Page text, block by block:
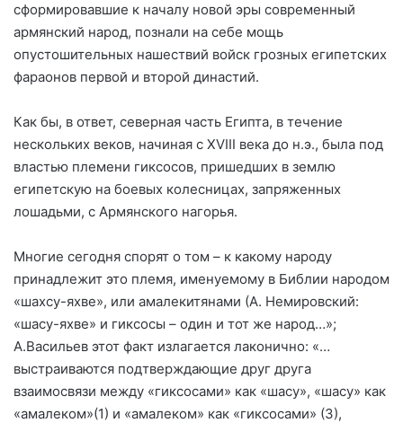
сформировавшие к началу новой эры современный
армянский народ, познали на себе мощь
опустошительных нашествий войск грозных египетских
фараонов первой и второй династий.
Как бы, в ответ, северная часть Египта, в течение
нескольких веков, начиная с XVIII века до н.э., была под
властью племени гиксосов, пришедших в землю
египетскую на боевых колесницах, запряженных
лошадьми, с Армянского нагорья.
Многие сегодня спорят о том – к какому народу
принадлежит это племя, именуемому в Библии народом
«шахсу-яхве», или амалекитянами (А. Немировский:
«шасу-яхве» и гиксосы – один и тот же народ…»;
А.Васильев этот факт излагается лаконично: «…
выстраиваются подтверждающие друг друга
взаимосвязи между «гиксосами» как «шасу», «шасу» как
«амалеком»(1) и «амалеком» как «гиксосами» (3),